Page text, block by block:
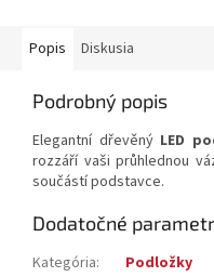
Popis Diskusia
Podrobný popis
Elegantní dřevěný LED
rozzáří vaši průhlednou
součástí podstavce.
Dodatočné
Kategória:
Podložky